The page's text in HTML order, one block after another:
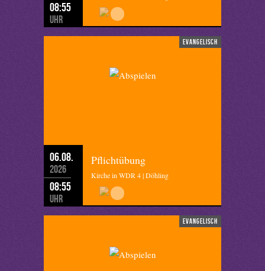
08:55
Uhr
evangelisch
06.08.
2026
08:55
Uhr
Pflichtübung
Kirche in WDR 4 | Döhling
evangelisch